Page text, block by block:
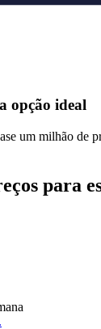
opção ideal
um milhão de
para